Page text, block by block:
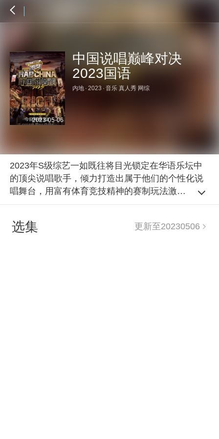
2023-05-06
中国说唱巅峰对决
2023国语
内地 · 2023 · 音乐 真人秀 网综
2023年S级综艺一如既往将目光锁定在华语乐坛中
的顶尖说唱歌手，倾力打造出属于他们的个性化说
唱舞台，用富有体育竞技精神的赛制玩法激发出他
驻。
更新至20230506
选集